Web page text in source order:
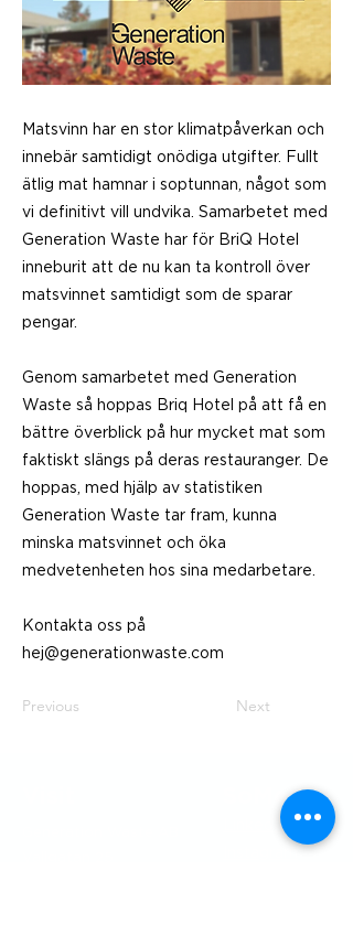
Matsvinn har en stor klimatpåverkan och
innebär samtidigt onödiga utgifter. Fullt
ätlig mat hamnar i soptunnan, något som
vi definitivt vill undvika. Samarbetet med
Generation Waste har för BriQ Hotel
inneburit att de nu kan ta kontroll över
matsvinnet samtidigt som de sparar
pengar.
Genom samarbetet med Generation
Waste så hoppas Briq Hotel på att få en
bättre överblick på hur mycket mat som
faktiskt slängs på deras restauranger. De
hoppas, med hjälp av statistiken
Generation Waste tar fram, kunna
minska matsvinnet och öka
medvetenheten hos sina medarbetare.
Kontakta oss på
hej@generationwaste.com
Previous Next
SoMe
LinkedIn